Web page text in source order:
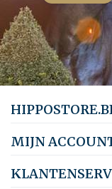
MIJN